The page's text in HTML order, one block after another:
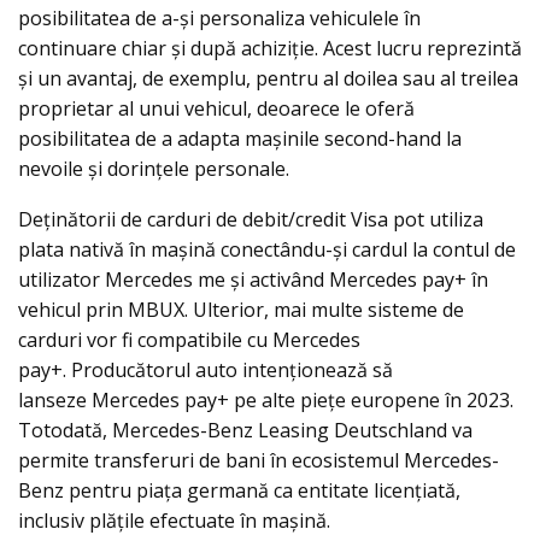
posibilitatea de a-și personaliza vehiculele în
continuare chiar și după achiziție. Acest lucru reprezintă
şi un avantaj, de exemplu, pentru al doilea sau al treilea
proprietar al unui vehicul, deoarece le oferă
posibilitatea de a adapta maşinile second-hand la
nevoile și dorințele personale.
Deținătorii de carduri de debit/credit Visa pot utiliza
plata nativă în mașină conectându-și cardul la contul de
utilizator Mercedes me și activând Mercedes pay+ în
vehicul prin MBUX. Ulterior, mai multe sisteme de
carduri vor fi compatibile cu Mercedes
pay+. Producătorul auto intenționează să
lanseze Mercedes pay+ pe alte piețe europene în 2023.
Totodată, Mercedes-Benz Leasing Deutschland va
permite transferuri de bani în ecosistemul Mercedes-
Benz pentru piața germană ca entitate licențiată,
inclusiv plățile efectuate în mașină.